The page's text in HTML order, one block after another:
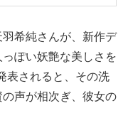
希純さんが、新作デ
ぽい妖艶な美しさを
表されると、その洗
声が相次ぎ、彼女の